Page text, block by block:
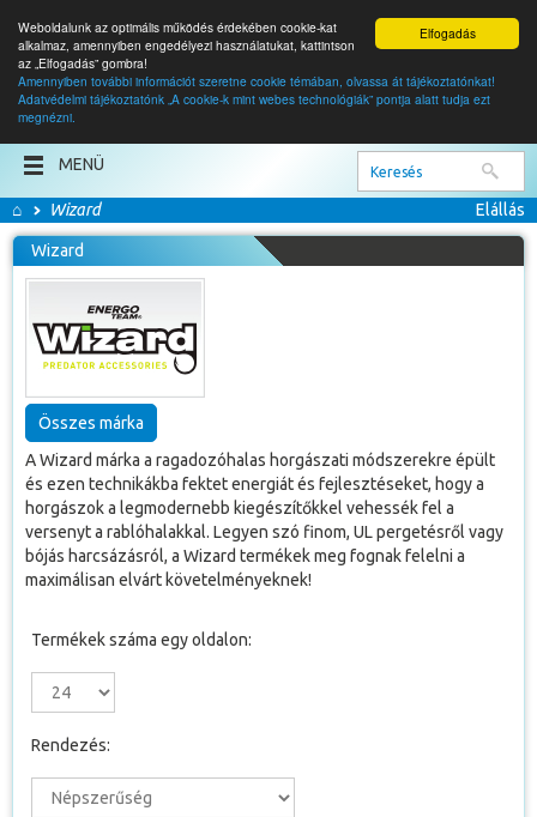
Elfogadás
Weboldalunk az optimális működés érdekében cookie-kat
alkalmaz, amennyiben engedélyezi használatukat, kattintson
az „Elfogadás” gombra!
Amennyiben további információt szeretne cookie témában, olvassa át tájékoztatónkat!
Adatvédelmi tájékoztatónk „A cookie-k mint webes technológiák” pontja alatt tudja ezt
megnézni.
0termék
MENÜ
Elállás
⌂ Wizard
Wizard
Összes márka
A Wizard márka a ragadozóhalas horgászati módszerekre épült
és ezen technikákba fektet energiát és fejlesztéseket, hogy a
horgászok a legmodernebb kiegészítőkkel vehessék fel a
versenyt a rablóhalakkal. Legyen szó finom, UL pergetésről vagy
bójás harcsázásról, a Wizard termékek meg fognak felelni a
maximálisan elvárt követelményeknek!
Termékek száma egy oldalon:
Rendezés: